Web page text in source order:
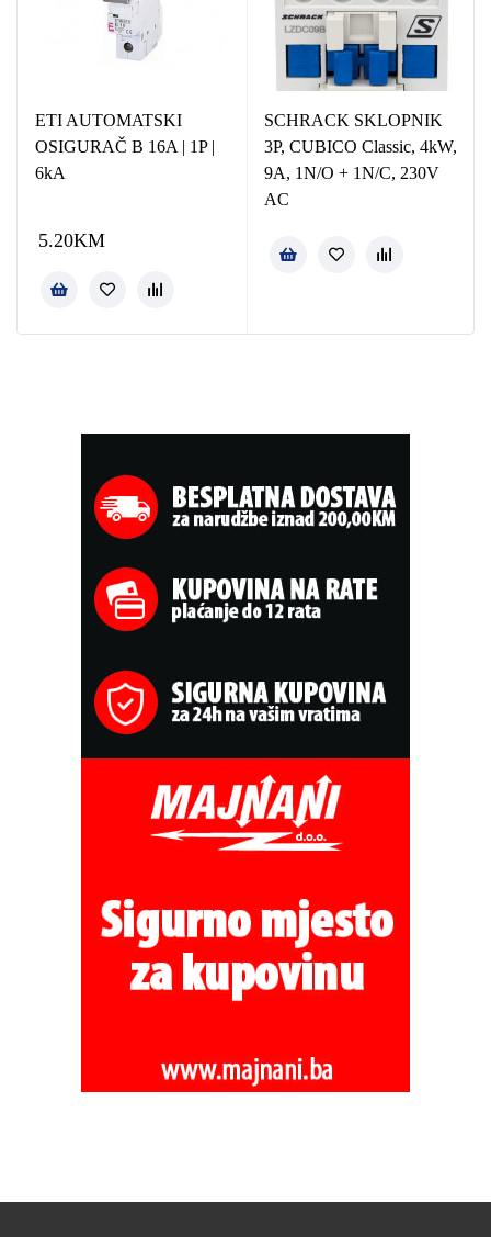
ETI AUTOMATSKI
OSIGURAČ B 16A | 1P |
6kA
5.20KM
SCHRACK SKLOPNIK
3P, CUBICO Classic, 4kW,
9A, 1N/O + 1N/C, 230V
AC